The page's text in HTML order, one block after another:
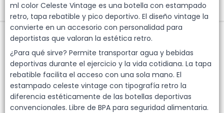
ml color Celeste Vintage es una botella con estampado
retro, tapa rebatible y pico deportivo. El diseño vintage la
convierte en un accesorio con personalidad para
deportistas que valoran la estética retro.
¿Para qué sirve? Permite transportar agua y bebidas
deportivas durante el ejercicio y la vida cotidiana. La tapa
rebatible facilita el acceso con una sola mano. El
estampado celeste vintage con tipografía retro la
diferencia estéticamente de las botellas deportivas
convencionales. Libre de BPA para seguridad alimentaria.
CONTACTO
Menú
Botella de Agua Deportiva Dehuka Sport Dakar 750ml Celeste
Vintage - Estampado Retro - Tapa Rebatible Dehuka. Venta
mayorista desde 10 unidades.
Lista vacía